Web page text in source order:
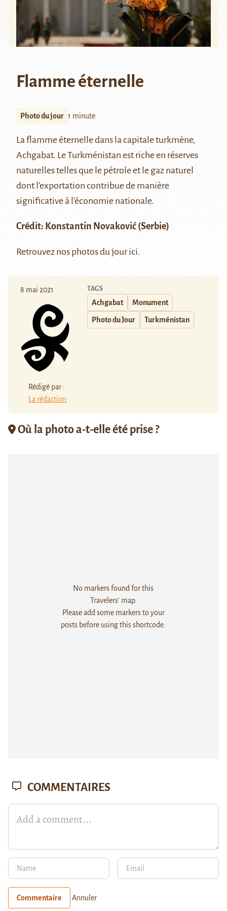
Flamme éternelle
Photo du jour 1 minute
La flamme éternelle dans la capitale turkmène,
Achgabat. Le Turkménistan est riche en réserves
naturelles telles que le pétrole et le gaz naturel
dont l’exportation contribue de manière
significative à l’économie nationale.
Crédit: Konstantin Novaković (Serbie)
Retrouvez nos photos du jourici.
8 mai 2021
Rédigé par :
La rédaction
TAGS
Achgabat Monument
Photo du Jour Turkménistan
Où la photo a-t-elle été prise ?
No markers found for this
Travelers' map.
Please add some markers to your
posts before using this shortcode.
COMMENTAIRES
Commentaire Annuler